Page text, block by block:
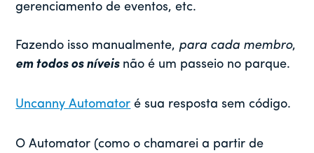
gerenciamento de eventos, etc.
Fazendo isso manualmente, para cada membro,
em todos os níveisnão é um passeio no parque.
Uncanny Automator é sua resposta sem código.
O Automator (como o chamarei a partir de